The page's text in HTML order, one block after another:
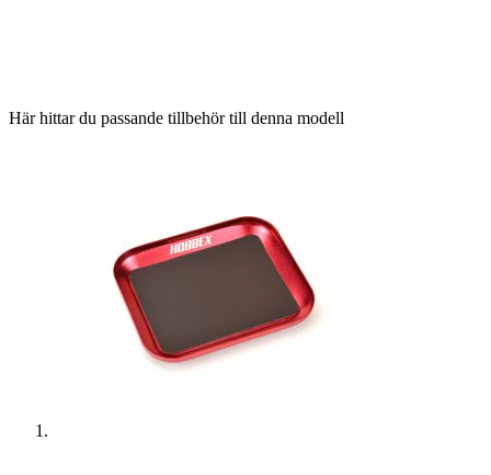
Här hittar du passande tillbehör till denna modell